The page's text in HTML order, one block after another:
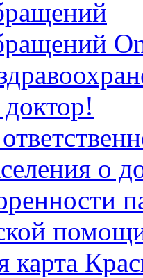
о
карта